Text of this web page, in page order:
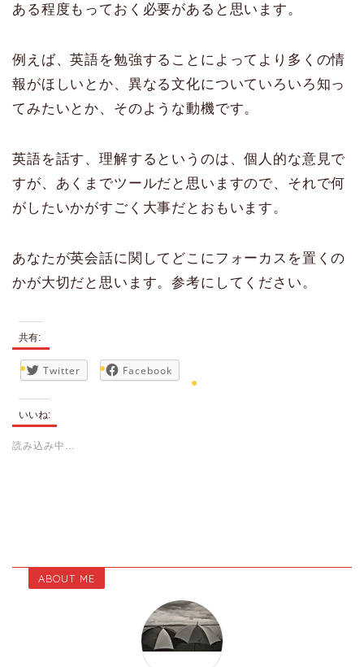
ある程度もっておく必要があると思います。
例えば、英語を勉強することによってより多くの情
報がほしいとか、異なる文化についていろいろ知っ
てみたいとか、そのような動機です。
英語を話す、理解するというのは、個人的な意見で
すが、あくまでツールだと思いますので、それで何
がしたいかがすごく大事だとおもいます。
あなたが英会話に関してどこにフォーカスを置くの
かが大切だと思います。参考にしてください。
共有:
Twitter Facebook
いいね:
読み込み中...
ABOUT ME